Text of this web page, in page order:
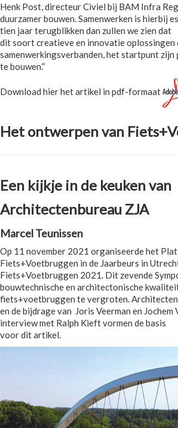
Henk Post, directeur Civiel bij BAM Infra
duurzamer bouwen. Samenwerken is hierbij
tien jaar terugblikken dan zullen we zien dat
dit soort creatieve en innovatie oplossingen
samenwerkingsverbanden, het startpunt zijn
te bouwen.”
Download hier het artikel in pdf-formaat
Het ontwerpen van
Een kijkje in de keuken van
Architectenbureau ZJA
Marcel Teunissen
Op 11 november 2021 organiseerde het
Fiets+Voetbruggen in de Jaarbeurs in
Fiets+Voetbruggen 2021. Dit zevende
bouwtechnische en architectonische
fiets+voetbruggen te vergroten.
en de bijdrage van Joris Veerman en Jochem
interview met Ralph Kieft vormen de basis
voor dit artikel.